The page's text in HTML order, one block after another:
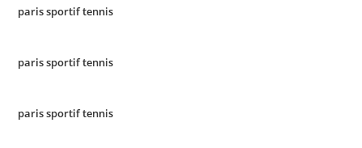
paris sportif tennis
paris sportif tennis
paris sportif tennis